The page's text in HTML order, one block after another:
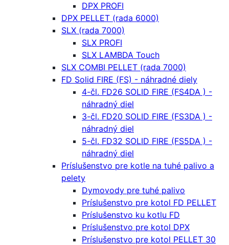
DPX PROFI
DPX PELLET (rada 6000)
SLX (rada 7000)
SLX PROFI
SLX LAMBDA Touch
SLX COMBI PELLET (rada 7000)
FD Solid FIRE (FS) - náhradné diely
4-čl. FD26 SOLID FIRE (FS4DA ) -
náhradný diel
3-čl. FD20 SOLID FIRE (FS3DA ) -
náhradný diel
5-čl. FD32 SOLID FIRE (FS5DA ) -
náhradný diel
Príslušenstvo pre kotle na tuhé palivo a
pelety
Dymovody pre tuhé palivo
Príslušenstvo pre kotol FD PELLET
Príslušenstvo ku kotlu FD
Príslušenstvo pre kotol DPX
Príslušenstvo pre kotol PELLET 30